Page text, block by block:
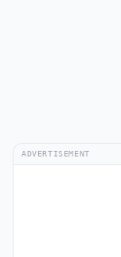
ADVERTISEMENT